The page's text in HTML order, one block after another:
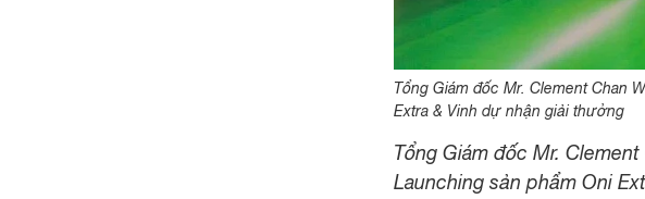
Tổng Giám đốc Mr. Clement Chan
Extra & Vinh dự nhận giải thưởng
Tổng Giám đốc Mr. Clement
Launching sản phẩm Oni